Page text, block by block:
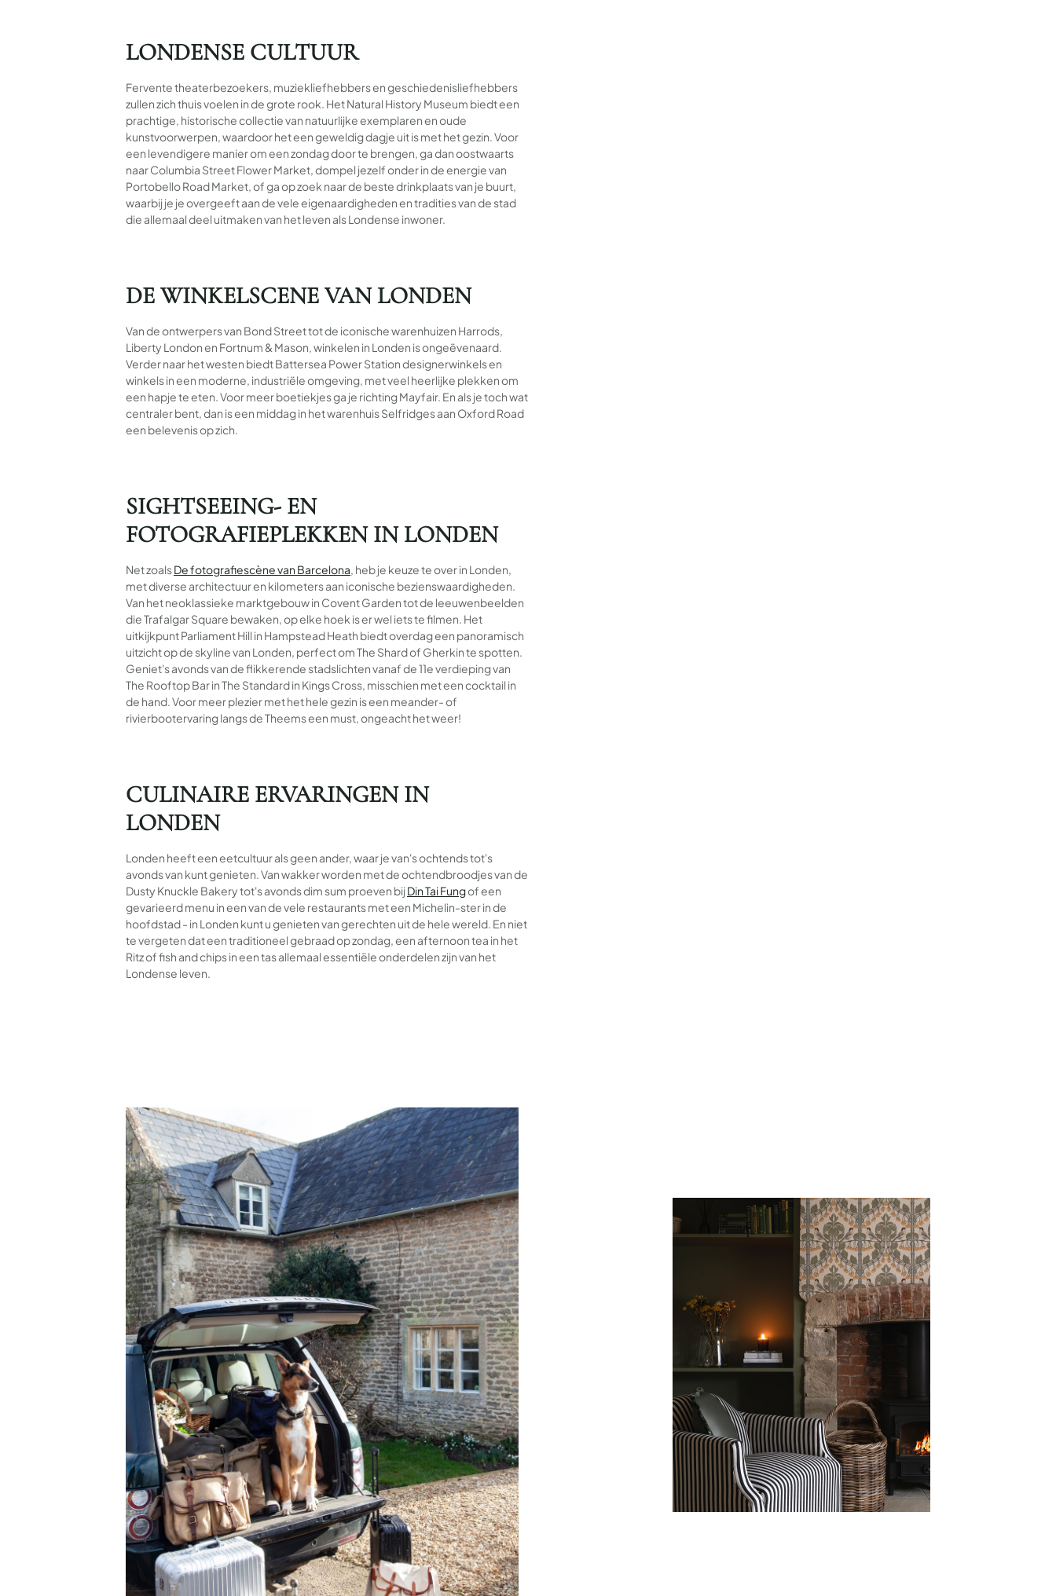
LONDENSE CULTUUR
Fervente theaterbezoekers, muziekliefhebbers en geschiedenisliefhebbers
zullen zich thuis voelen in de grote rook. Het Natural History Museum biedt een
prachtige, historische collectie van natuurlijke exemplaren en oude
kunstvoorwerpen, waardoor het een geweldig dagje uit is met het gezin. Voor
een levendigere manier om een zondag door te brengen, ga dan oostwaarts
naar Columbia Street Flower Market, dompel jezelf onder in de energie van
Portobello Road Market, of ga op zoek naar de beste drinkplaats van je buurt,
waarbij je je overgeeft aan de vele eigenaardigheden en tradities van de stad
die allemaal deel uitmaken van het leven als Londense inwoner.
DE WINKELSCENE VAN LONDEN
Van de ontwerpers van Bond Street tot de iconische warenhuizen Harrods,
Liberty London en Fortnum & Mason, winkelen in Londen is ongeëvenaard.
Verder naar het westen biedt Battersea Power Station designerwinkels en
winkels in een moderne, industriële omgeving, met veel heerlijke plekken om
een hapje te eten. Voor meer boetiekjes ga je richting Mayfair. En als je toch wat
centraler bent, dan is een middag in het warenhuis Selfridges aan Oxford Road
een belevenis op zich.
SIGHTSEEING- EN
FOTOGRAFIEPLEKKEN IN LONDEN
Net zoalsDe fotografiescène van Barcelona, heb je keuze te over in Londen,
met diverse architectuur en kilometers aan iconische bezienswaardigheden.
Van het neoklassieke marktgebouw in Covent Garden tot de leeuwenbeelden
die Trafalgar Square bewaken, op elke hoek is er wel iets te filmen. Het
uitkijkpunt Parliament Hill in Hampstead Heath biedt overdag een panoramisch
uitzicht op de skyline van Londen, perfect om The Shard of Gherkin te spotten.
Geniet's avonds van de flikkerende stadslichten vanaf de 11e verdieping van
The Rooftop Bar in The Standard in Kings Cross, misschien met een cocktail in
de hand. Voor meer plezier met het hele gezin is een meander- of
rivierbootervaring langs de Theems een must, ongeacht het weer!
CULINAIRE ERVARINGEN IN
LONDEN
Londen heeft een eetcultuur als geen ander, waar je van's ochtends tot's
avonds van kunt genieten. Van wakker worden met de ochtendbroodjes van de
Dusty Knuckle Bakery tot's avonds dim sum proeven bij Din Tai Fungof een
gevarieerd menu in een van de vele restaurants met een Michelin-ster in de
hoofdstad - in Londen kunt u genieten van gerechten uit de hele wereld. En niet
te vergeten dat een traditioneel gebraad op zondag, een afternoon tea in het
Ritz of fish and chips in een tas allemaal essentiële onderdelen zijn van het
Londense leven.